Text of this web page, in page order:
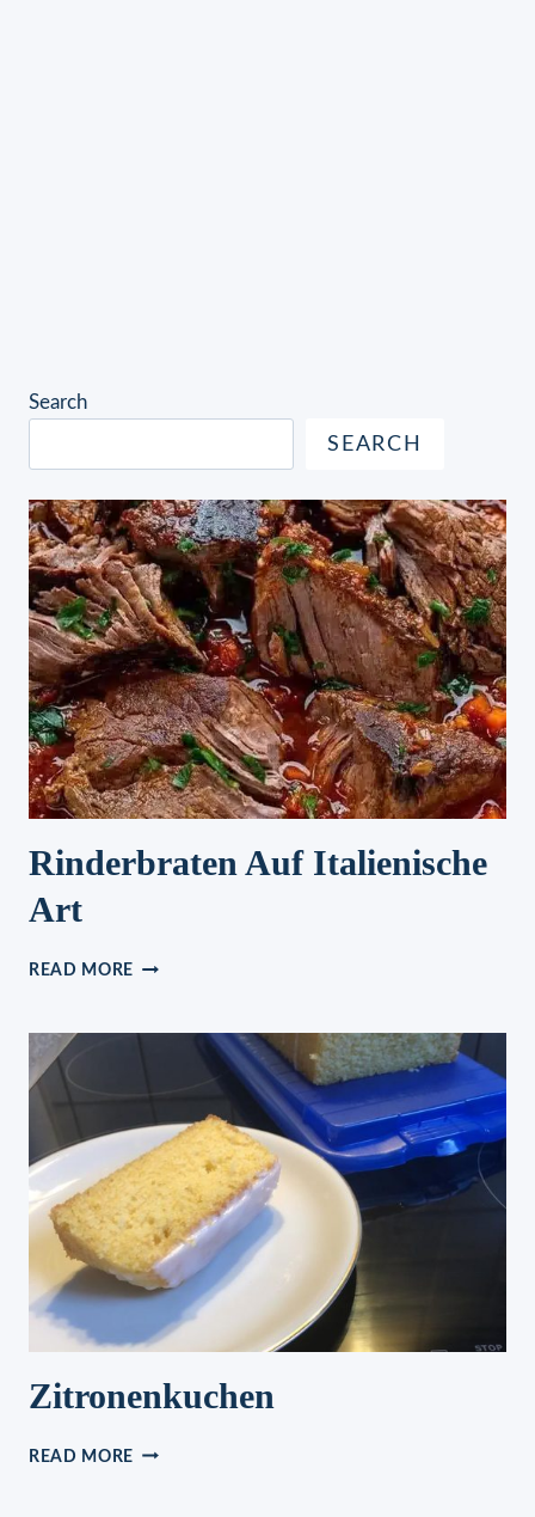
Search
SEARCH
Rinderbraten Auf Italienische
Art
READ MORE RINDERBRATEN
Zitronenkuchen
READ MORE ZITRONENKUCHEN